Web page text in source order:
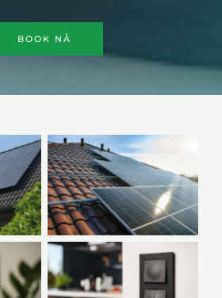
BOOK NÅ
No Caption
No Caption